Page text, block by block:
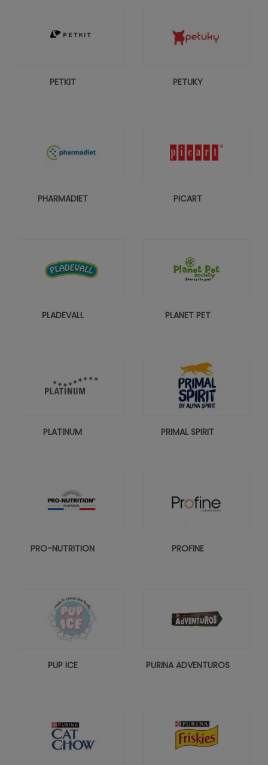
PETKIT PETUKY
PHARMADIET PICART
PLADEVALL PLANET PET
PLATINUM PRIMAL SPIRIT
PRO-NUTRITION PROFINE
PUP ICE PURINA ADVENTUROS